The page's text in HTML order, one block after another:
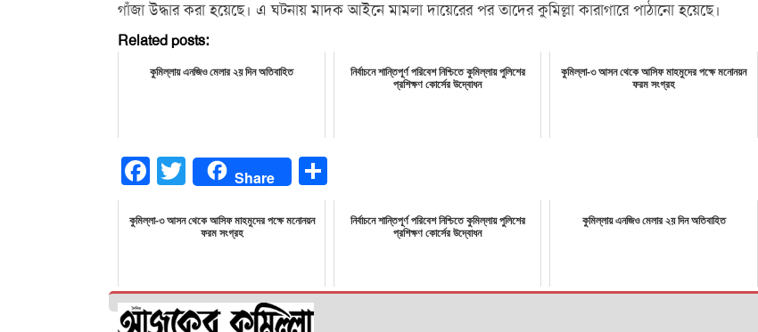
গাঁজা উদ্ধার করা হয়েছে। এ ঘটনায় মাদক আইনে মামলা দায়েরের পর তাদের কুমিল্লা কারাগারে পাঠানো হয়েছে।
Related posts:
কুমিল্লায় এনজিও মেলার ২য় দিন অতিবাহিত
নির্বাচনে শান্তিপূর্ণ পরিবেশ নিশ্চিতে কুমিল্লায় পুলিশের
প্রশিক্ষণ কোর্সের উদ্বোধন
কুমিল্লা-৩ আসন থেকে আসিফ মাহমুদের পক্ষে মনোনয়ন
ফরম সংগ্রহ
Facebook
Twitter Share
কুমিল্লা-৩ আসন থেকে আসিফ মাহমুদের পক্ষে মনোনয়ন
ফরম সংগ্রহ
নির্বাচনে শান্তিপূর্ণ পরিবেশ নিশ্চিতে কুমিল্লায় পুলিশের
প্রশিক্ষণ কোর্সের উদ্বোধন
কুমিল্লায় এনজিও মেলার ২য় দিন অতিবাহিত